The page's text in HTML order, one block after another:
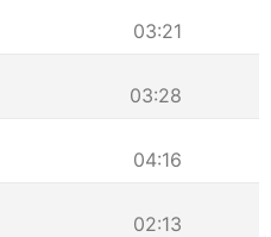
03:21
03:28
04:16
02:13